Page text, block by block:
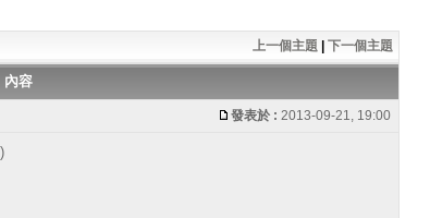
上一個主題 下一個主題
內容
發表於 : 2013-09-21, 19:00